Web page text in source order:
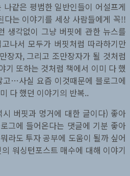
같은 평범한 일반인들이 어설프게
다는 이야기를 세상 사람들에게 꼭!!
생각없이 그냥 버핏에 관한 뉴스를
나서 모두가 버핏처럼 따라하기만
장자, 그리고 조만장자가 될 것처럼
기 또하는 것처럼 책에서 이미 다 했
…사실 요즘 이것때문에 블로그에
다 했던 이야기의 반복..
버핏과 멍거에 대한 글이다) 좋아
그에 들어온다는 댓글에 기분 좋아
라도 투자 공부에 도움이 될까 싶어
워싱턴포스트 매수에 대해 이야기